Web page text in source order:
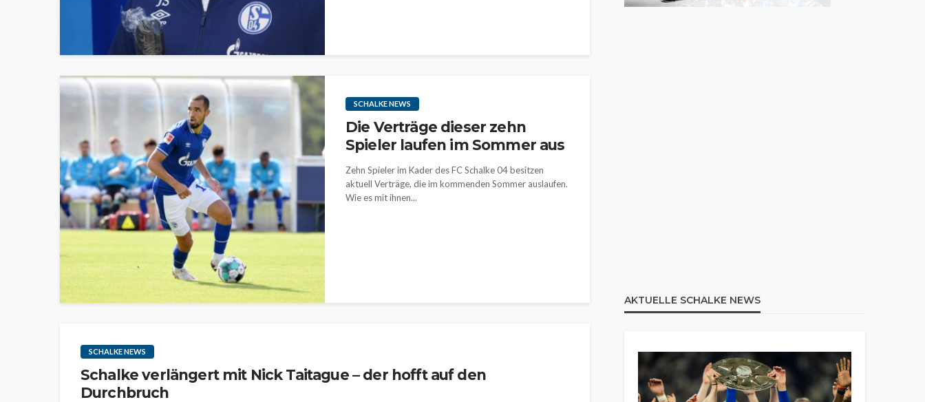
SCHALKE NEWS
Die Verträge dieser zehn
Spieler laufen im Sommer aus
Zehn Spieler im Kader des FC Schalke 04 besitzen
aktuell Verträge, die im kommenden Sommer auslaufen.
Wie es mit ihnen...
SCHALKE NEWS
Schalke verlängert mit Nick Taitague – der hofft auf den
Durchbruch
AKTUELLE SCHALKE NEWS